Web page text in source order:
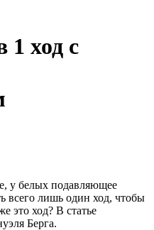
ход с
у белых подавляющее
всего лишь один ход, чтобы
это ход? В статье
Берга.